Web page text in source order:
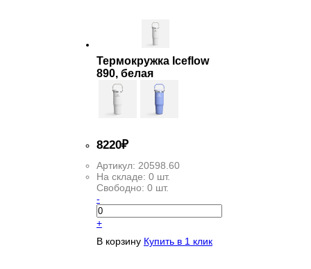
Термокружка Iceflow
890, белая
8220₽
Артикул: 20598.60
На складе: 0 шт.
Свободно: 0 шт.
-
+
В корзину Купить в 1 клик